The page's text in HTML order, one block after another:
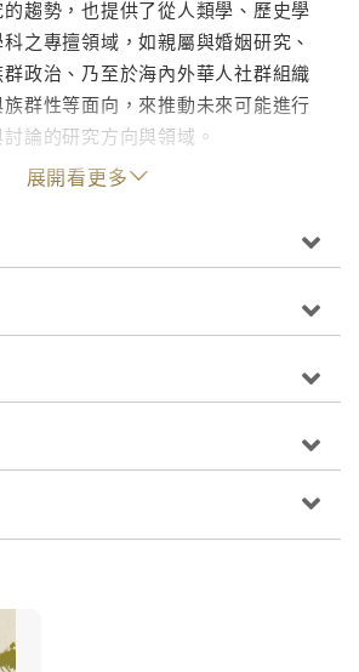
趨勢，也提供了從人類學、歷史學
之專擅領域，如親屬與婚姻研究、
政治、乃至於海內外華人社群組織
群性等面向，來推動未來可能進行
論的研究方向與領域。
展開看更多